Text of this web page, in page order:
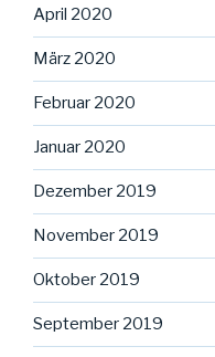
April 2020
März 2020
Februar 2020
Januar 2020
Dezember 2019
November 2019
Oktober 2019
September 2019